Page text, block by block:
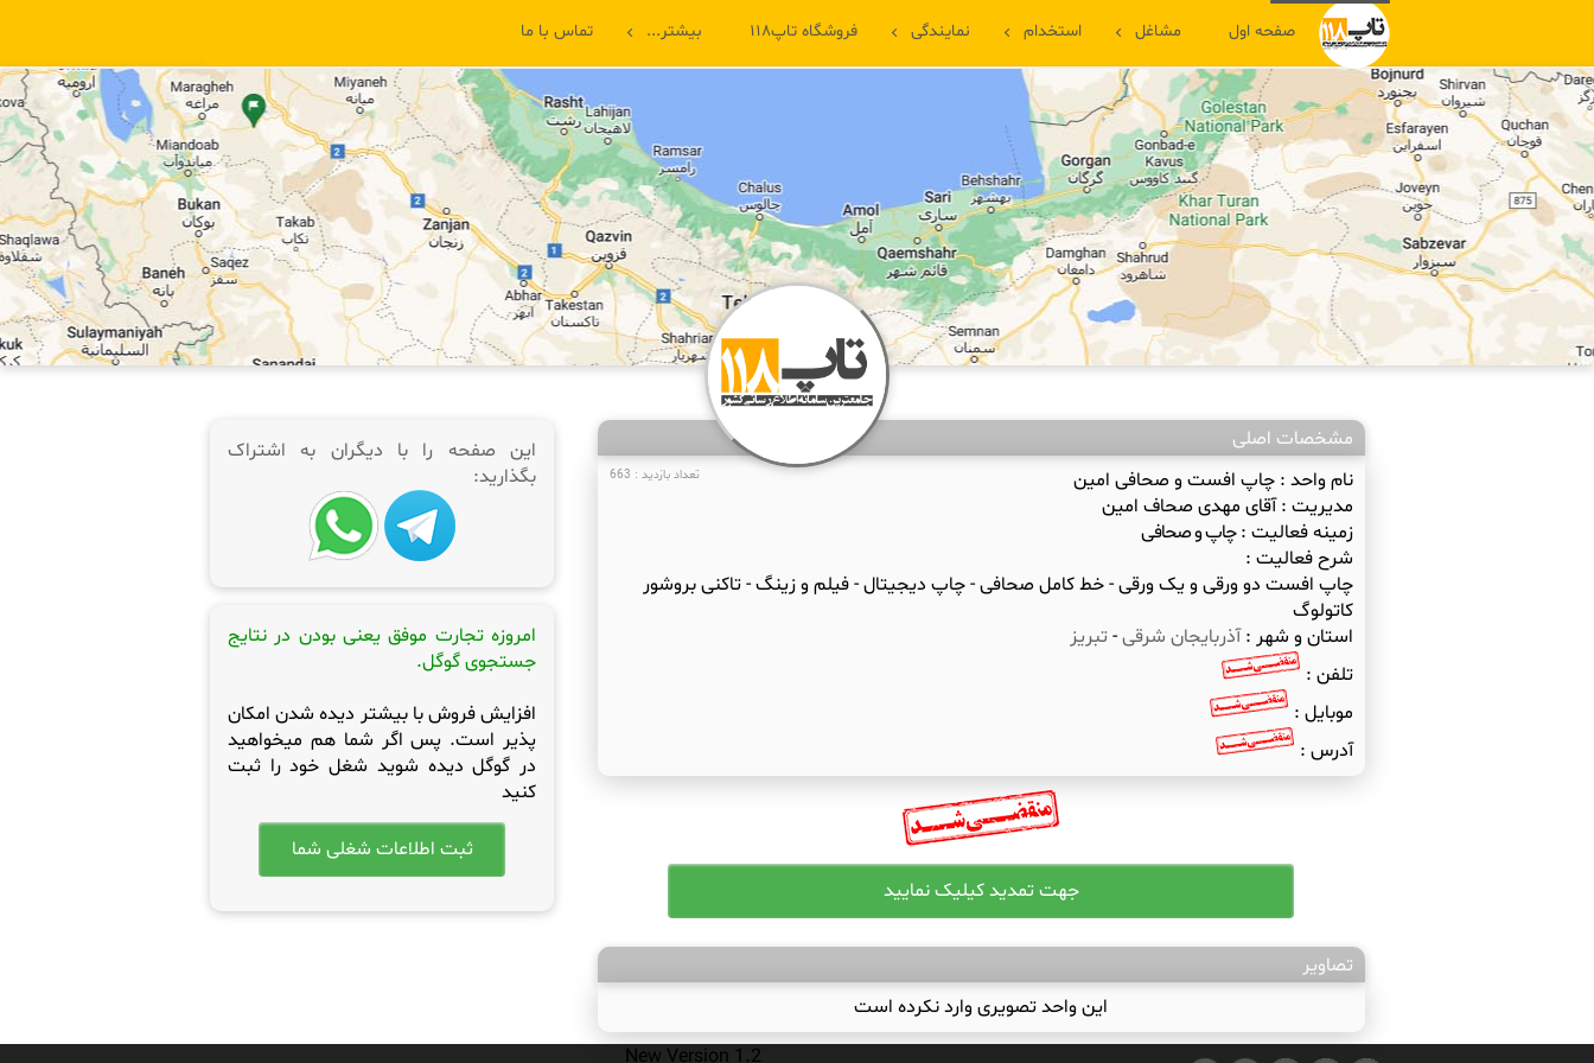
صفحه اول مشاغل استخدام نمایندگی فروشگاه تاپ۱۱۸ بیشتر... تماس با ما
مشخصات اصلی
تعداد بازدید : 663 نام واحد :چاپ افست و صحافی امین
مدیریت :آقای مهدی صحاف امین
زمینه فعالیت :چاپ و صحافی
شرح فعالیت :
چاپ افست دو ورقی و یک ورقی - خط کامل صحافی - چاپ دیجیتال - فیلم و زینگ - تاکنی بروشور
کاتولوگ
استان و شهر :آذربایجان شرقی- تبریز
تلفن :
موبایل :
آدرس :
تصاویر
این واحد تصویری وارد نکرده است
این صفحه را با دیگران به اشتراک
بگذارید:
امروزه تجارت موفق یعنی بودن در نتایج
جستجوی گوگل.
افزایش فروش با بیشتر دیده شدن امکان
پذیر است. پس اگر شما هم میخواهید
در گوگل دیده شوید شغل خود را ثبت
کنید
New Version 1.2